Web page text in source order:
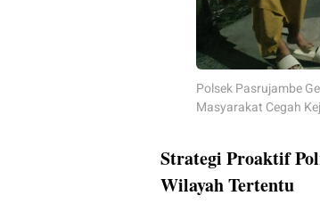
Polsek Pasrujambe
Masyarakat Cegah
Strategi Proaktif
Wilayah Tertentu